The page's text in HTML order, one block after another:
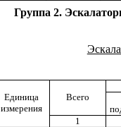
Группа 2.
Единица
измерения
Всего
1